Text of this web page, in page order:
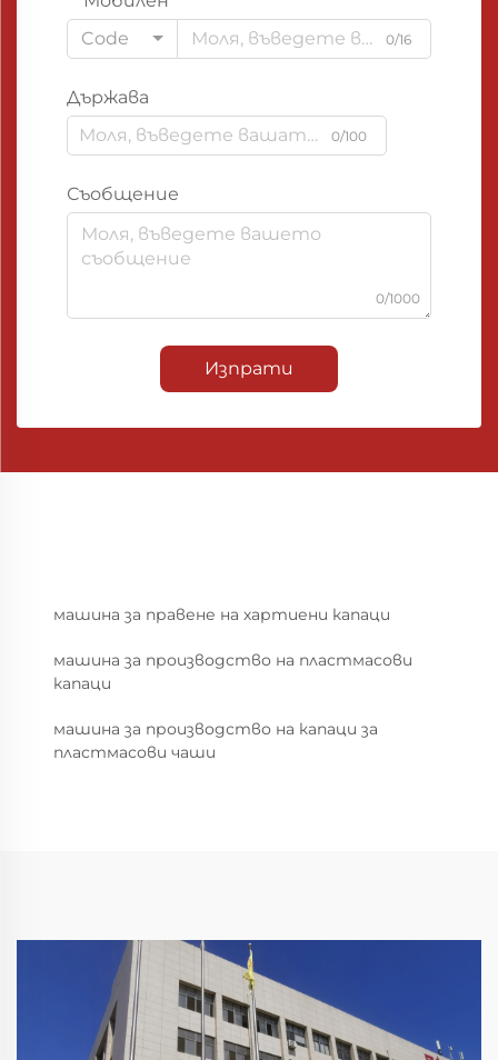
Code
0/16
Държава
0/100
Съобщение
0/1000
Изпрати
машина за правене на хартиени капаци
машина за производство на пластмасови
капаци
машина за производство на капаци за
пластмасови чаши